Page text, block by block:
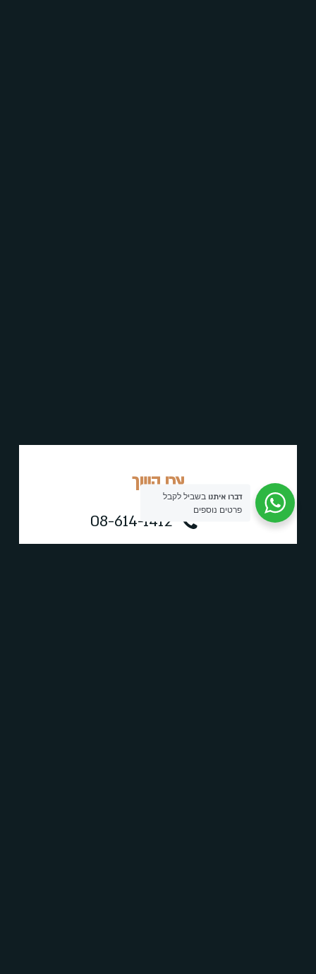
צרוקשר
08-614-1412
דברו איתנו בשביל לקבל
פרטים נוספים